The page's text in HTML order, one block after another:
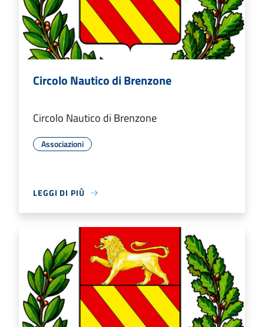
Circolo Nautico di Brenzone
Circolo Nautico di Brenzone
Associazioni
LEGGI DI PIÙ